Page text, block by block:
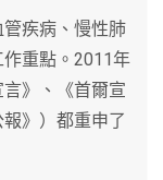
疾病、慢性肺
重點。2011年
》、《首爾宣
》）都重申了